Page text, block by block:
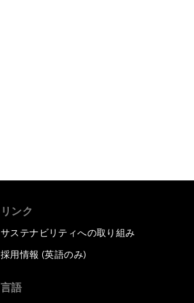
リンク
サステナビリティへの取り組み
採用情報 (英語のみ)
言語